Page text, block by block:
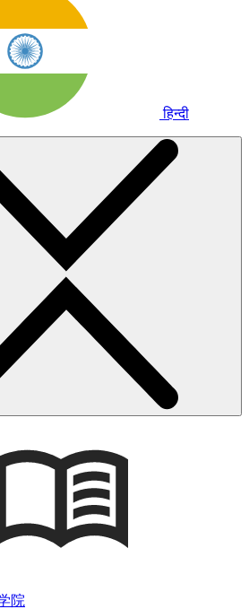
हिन्दी
院